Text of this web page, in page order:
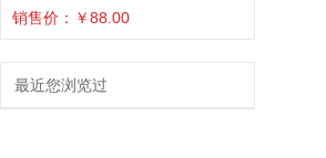
销售价：￥88.00
最近您浏览过